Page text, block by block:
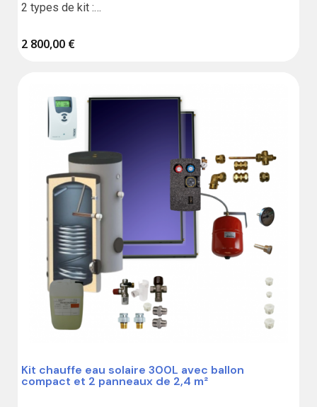
2 types de kit :
2 800,00 €
Kit chauffe eau solaire 300L avec ballon
compact et 2 panneaux de 2,4 m²